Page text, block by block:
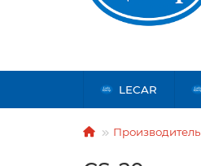
LECAR
Производитель